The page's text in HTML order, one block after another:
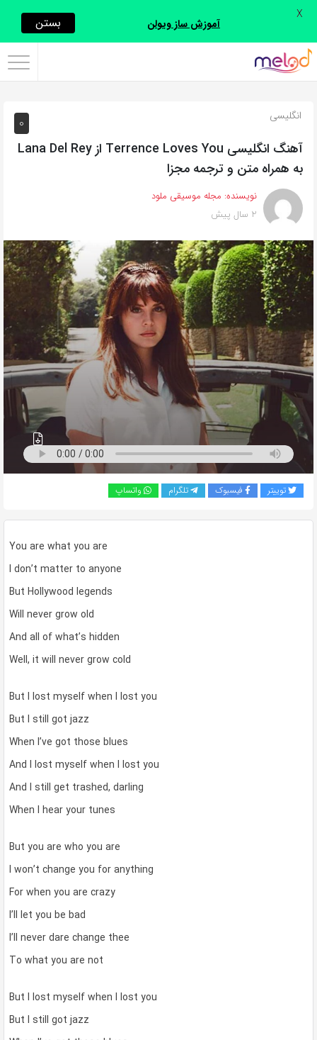
اشتراک
با
روش‌های
زیر
این
صفحه
را
دوستان
خود
اشتراک
بگذارید.
کپی
لینک
0 انگلیسی
آهنگ انگلیسی Terrence Loves You از Lana Del Rey
به همراه متن و ترجمه مجزا
نویسنده: مجله موسیقی ملود
2 سال پیش
توییتر فیسبوک تلگرام واتساپ
You are what you are
I don’t matter to anyone
But Hollywood legends
Will never grow old
And all of what’s hidden
Well, it will never grow cold
But I lost myself when I lost you
But I still got jazz
When I’ve got those blues
And I lost myself when I lost you
And I still get trashed, darling
When I hear your tunes
But you are who you are
I won’t change you for anything
For when you are crazy
I’ll let you be bad
I’ll never dare change thee
To what you are not
But I lost myself when I lost you
But I still got jazz
آموزش ساز ویولن بستن X